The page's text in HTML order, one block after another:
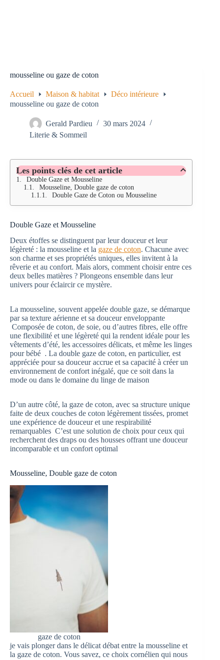
mousseline ou gaze de coton
Accueil Maison & habitat
Déco intérieure
mousseline ou gaze de coton
Gerald Pardieu
30 mars 2024
Literie & Sommeil
Les points clés de cet article
Double Gaze et Mousseline
Mousseline, Double gaze de coton
Double Gaze de Coton ou Mousseline
Double Gaze et Mousseline
Deux étoffes se distinguent par leur douceur et leur
légèreté : la mousseline et la gaze de coton. Chacune avec
son charme et ses propriétés uniques, elles invitent à la
rêverie et au confort. Mais alors, comment choisir entre ces
deux belles matières ? Plongeons ensemble dans leur
univers pour éclaircir ce mystère.
La mousseline, souvent appelée double gaze, se démarque
par sa texture aérienne et sa douceur enveloppante
Composée de coton, de soie, ou d’autres fibres, elle offre
une flexibilité et une légèreté qui la rendent idéale pour les
vêtements d’été, les accessoires délicats, et même les linges
pour bébé . La double gaze de coton, en particulier, est
appréciée pour sa douceur accrue et sa capacité à créer un
environnement de confort inégalé, que ce soit dans la
mode ou dans le domaine du linge de maison
D’un autre côté, la gaze de coton, avec sa structure unique
faite de deux couches de coton légèrement tissées, promet
une expérience de douceur et une respirabilité
remarquables C’est une solution de choix pour ceux qui
recherchent des draps ou des housses offrant une douceur
incomparable et un confort optimal
Mousseline, Double gaze de coton
gaze de coton
je vais plonger dans le délicat débat entre la mousseline et
la gaze de coton. Vous savez, ce choix cornélien qui nous